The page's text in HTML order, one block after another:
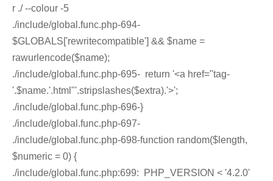
r ./ --colour -5
./include/global.func.php-694-
$GLOBALS['rewritecompatible'] && $name =
rawurlencode($name);
./include/global.func.php-695- return '<a href="tag-
'.$name.'.html"'.stripslashes($extra).'>';
./include/global.func.php-696-}
./include/global.func.php-697-
./include/global.func.php-698-function random($length,
$numeric = 0) {
./include/global.func.php:699: PHP_VERSION < '4.2.0'